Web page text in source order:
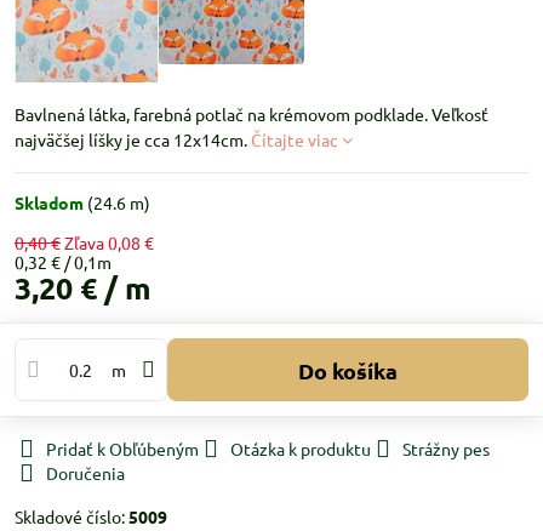
Bavlnená látka, farebná potlač na krémovom podklade. Veľkosť
najväčšej líšky je cca 12x14cm. Čítajte viac
Skladom (24.6 m)
0,40 €Zľava0,08 €
0,32 €
3,20 € / m
m Do košíka
Pridať k Obľúbeným Otázka k produktu
Strážny pes
Doručenia
Skladové číslo:5009